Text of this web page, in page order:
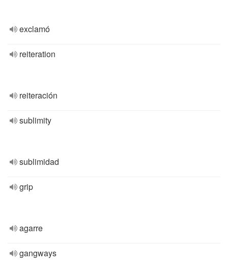
exclamó
reiteration
reiteración
sublimity
sublimidad
grip
agarre
gangways